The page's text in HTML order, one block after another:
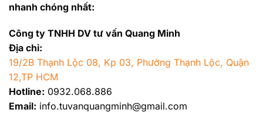
nhanh chóng nhất:
Công ty TNHH DV tư vấn Quang Minh
Địa chỉ:
19/2B Thạnh Lộc 08, Kp 03, Phường Thạnh Lộc, Quận
12,TP HCM
Hotline: 0932.068.886
Email: info.tuvanquangminh@gmail.com